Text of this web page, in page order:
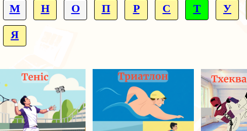
М Н О П Р С Т У
Я